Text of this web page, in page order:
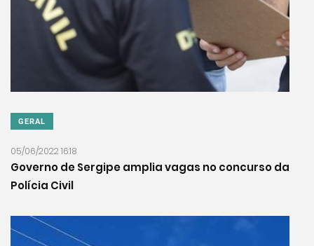
GERAL
05/06/2022 16:18
Governo de Sergipe amplia vagas no concurso da
Polícia Civil